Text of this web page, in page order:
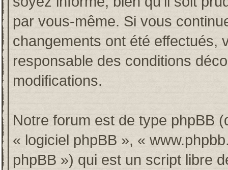
par vous-même. Si vous
changements ont été effectués,
responsable des conditions
modifications.
Notre forum est de type phpBB
« logiciel phpBB », «
phpBB ») qui est un script libre